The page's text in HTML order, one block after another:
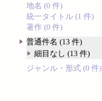
地名 (0 件)
統一タイトル (1 件)
著作 (0 件)
普通件名 (13 件)
細目なし (13 件)
ジャンル・形式 (0 件)